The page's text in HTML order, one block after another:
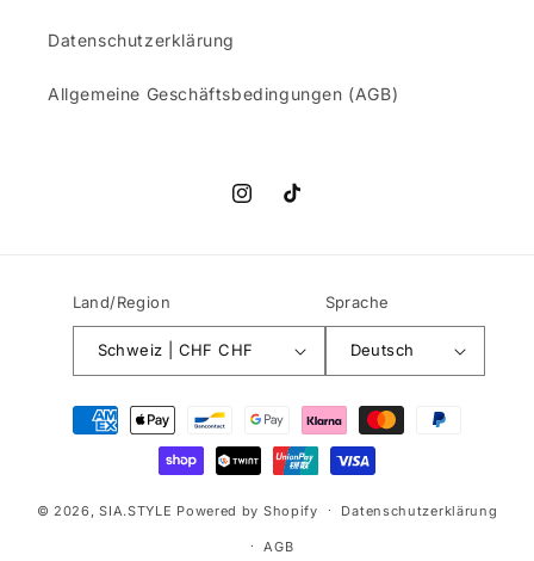
Datenschutzerklärung
Allgemeine Geschäftsbedingungen (AGB)
InstagramTikTok
Land/Region
Schweiz | CHF CHF
Sprache
Deutsch
Zahlungsmethoden
© 2026,SIA.STYLE Powered by Shopify Datenschutzerklärung
AGB